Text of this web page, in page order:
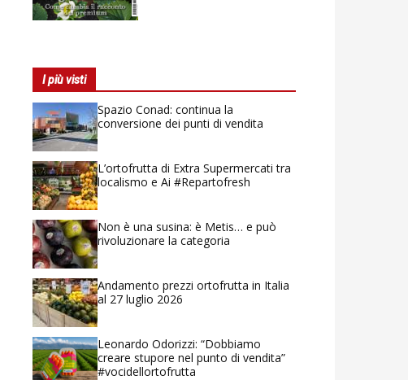
I più visti
Spazio Conad: continua la
conversione dei punti di vendita
L’ortofrutta di Extra Supermercati tra
localismo e Ai #Repartofresh
Non è una susina: è Metis… e può
rivoluzionare la categoria
Andamento prezzi ortofrutta in Italia
al 27 luglio 2026
Leonardo Odorizzi: “Dobbiamo
creare stupore nel punto di vendita”
#vocidellortofrutta